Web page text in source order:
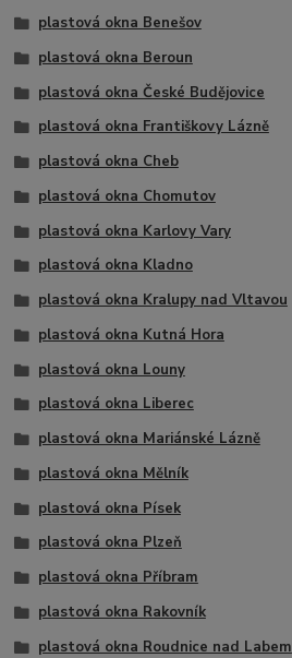
plastová okna Benešov
plastová okna Beroun
plastová okna České Budějovice
plastová okna Františkovy Lázně
plastová okna Cheb
plastová okna Chomutov
plastová okna Karlovy Vary
plastová okna Kladno
plastová okna Kralupy nad Vltavou
plastová okna Kutná Hora
plastová okna Louny
plastová okna Liberec
plastová okna Mariánské Lázně
plastová okna Mělník
plastová okna Písek
plastová okna Plzeň
plastová okna Příbram
plastová okna Rakovník
plastová okna Roudnice nad Labem